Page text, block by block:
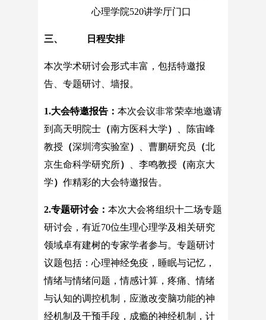
心理学院520讲学厅门口
三、 日程安排
本次学术研讨会形式丰富，包括特邀报
告、专题研讨、墙报。
1.大会特邀报告： 本次会议非常荣幸地邀请
到高天明院士 （南方医科大学）
、陈宙峰
教授 （深圳湾实验室） 、曹鹏研究员 （北
京生命科学研究所） 、李鸣教授 （南京大
学） 作精彩的大会特邀报告。
2.专题研讨会： 本次大会将组织十二场专题
研讨会，有近70位生理心理学及相关研究
领域卓有建树的专家学者参与。专题研讨
议题包括：心理神经免疫，睡眠与记忆，
情绪与情绪问题，情感计算，疼痛、情绪
与认知的调控机制，应激改变脑功能的神
经机制及干预手段，成瘾的神经机制，计